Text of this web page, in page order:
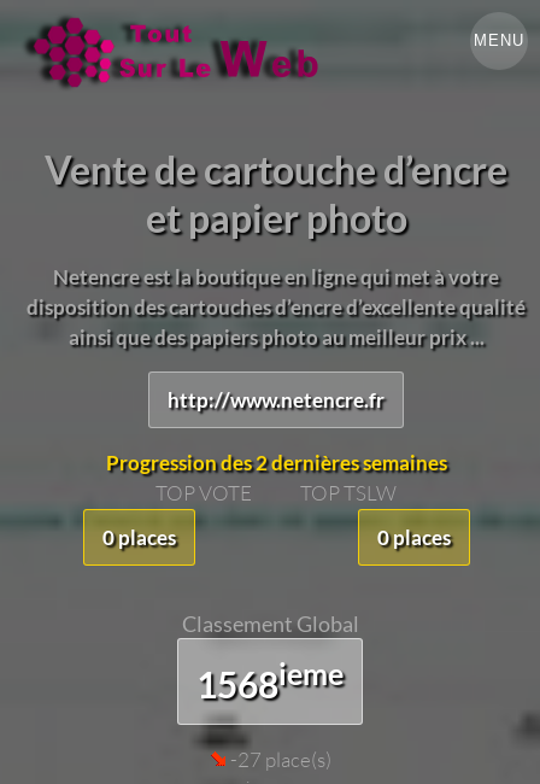
MENU
Vente de cartouche d’encre
et papier photo
Netencre est la boutique en ligne qui met à votre
disposition des cartouches d’encre d’excellente qualité
ainsi que des papiers photo au meilleur prix ...
http://www.netencre.fr
Progression des 2 dernières semaines
TOP VOTE
0 places
TOP TSLW
0 places
Classement Global
1568ieme
-27 place(s)